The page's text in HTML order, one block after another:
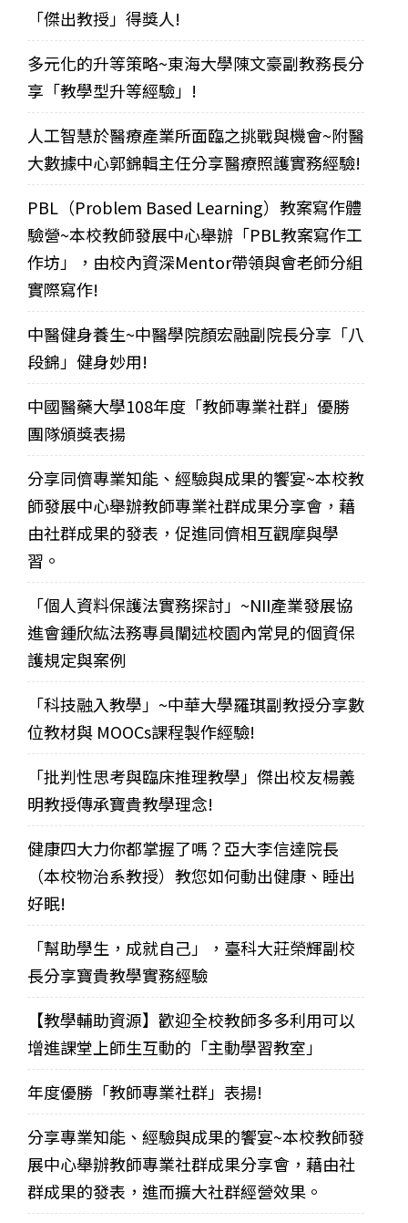
「傑出教授」得獎人!
多元化的升等策略~東海大學陳文豪副教務長分
享「教學型升等經驗」!
人工智慧於醫療產業所面臨之挑戰與機會~附醫
大數據中心郭錦輯主任分享醫療照護實務經驗!
PBL（Problem Based Learning）教案寫作體
驗營~本校教師發展中心舉辦「PBL教案寫作工
作坊」，由校內資深Mentor帶領與會老師分組
實際寫作!
中醫健身養生~中醫學院顏宏融副院長分享「八
段錦」健身妙用!
中國醫藥大學108年度「教師專業社群」優勝
團隊頒獎表揚
分享同儕專業知能、經驗與成果的饗宴~本校教
師發展中心舉辦教師專業社群成果分享會，藉
由社群成果的發表，促進同儕相互觀摩與學
習。
「個人資料保護法實務探討」~NII產業發展協
進會鍾欣紘法務專員闡述校園內常見的個資保
護規定與案例
「科技融入教學」~中華大學羅琪副教授分享數
位教材與 MOOCs課程製作經驗!
「批判性思考與臨床推理教學」傑出校友楊義
明教授傳承寶貴教學理念!
健康四大力你都掌握了嗎？亞大李信達院長
（本校物治系教授）教您如何動出健康、睡出
好眠!
「幫助學生，成就自己」，臺科大莊榮輝副校
長分享寶貴教學實務經驗
【教學輔助資源】歡迎全校教師多多利用可以
增進課堂上師生互動的「主動學習教室」
年度優勝「教師專業社群」表揚!
分享專業知能、經驗與成果的饗宴~本校教師發
展中心舉辦教師專業社群成果分享會，藉由社
群成果的發表，進而擴大社群經營效果。